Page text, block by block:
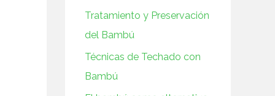
Tratamiento y Preservación
del Bambú
Técnicas de Techado con
Bambú